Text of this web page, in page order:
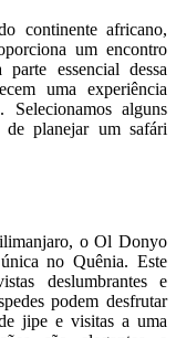
continente africano,
um encontro
essencial dessa
uma experiência
Selecionamos alguns
de planejar um safári
o Ol Donyo
no Quênia. Este
deslumbrantes e
podem desfrutar
jipe e visitas a uma